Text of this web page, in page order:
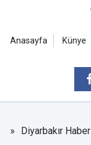
Anasayfa Künye
Diyarbakır